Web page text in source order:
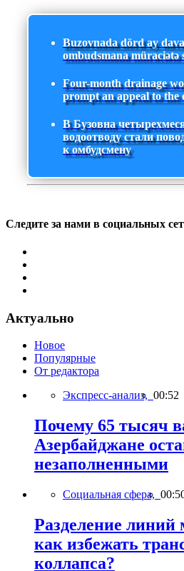
Buzovnada dörd ay
ombudsmana müraciətə
Four-month drainage
prompt an appeal to the
В Бузовна
водоотводу стали
к омбудсмену
Следите за нами в социальных
Актуально
Новое
Популярные
От редактора
Экспресс-анализ, 00:52
Почему 65 тысяч
Азербайджане
незаполненными
Социальная сфера,
Разделение линий
как избежать
коллапса?